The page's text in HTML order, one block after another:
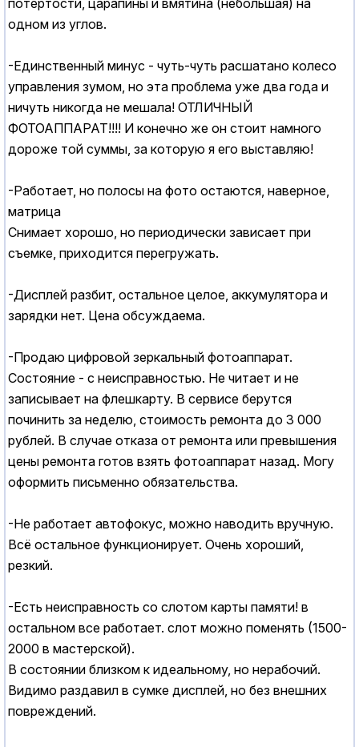
потертости, царапины и вмятина (небольшая) на
одном из углов.
-Единственный минус - чуть-чуть расшатано колесо
управления зумом, но эта проблема уже два года и
ничуть никогда не мешала! ОТЛИЧНЫЙ
ФОТОАППАРАТ!!!! И конечно же он стоит намного
дороже той суммы, за которую я его выставляю!
-Работает, но полосы на фото остаются, наверное,
матрица
Снимает хорошо, но периодически зависает при
съемке, приходится перегружать.
-Дисплей разбит, остальное целое, аккумулятора и
зарядки нет. Цена обсуждаема.
-Продаю цифровой зеркальный фотоаппарат.
Состояние - с неисправностью. Не читает и не
записывает на флешкарту. В сервисе берутся
починить за неделю, стоимость ремонта до 3 000
рублей. В случае отказа от ремонта или превышения
цены ремонта готов взять фотоаппарат назад. Могу
оформить письменно обязательства.
-Не работает автофокус, можно наводить вручную.
Всё остальное функционирует. Очень хороший,
резкий.
-Есть неисправность со слотом карты памяти! в
остальном все работает. слот можно поменять (1500-
2000 в мастерской).
В состоянии близком к идеальному, но нерабочий.
Видимо раздавил в сумке дисплей, но без внешних
повреждений.